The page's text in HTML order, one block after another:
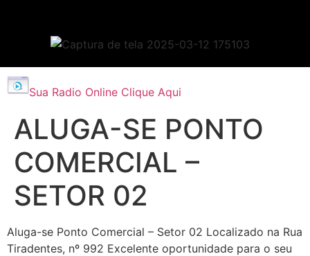
Sua Radio Online Clique Aqui
ALUGA-SE PONTO
COMERCIAL –
SETOR 02
Aluga-se Ponto Comercial – Setor 02 Localizado na Rua
Tiradentes, nº 992 Excelente oportunidade para o seu